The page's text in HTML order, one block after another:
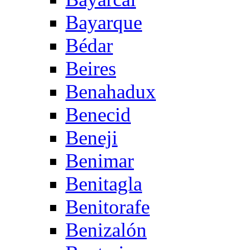
Bayarque
Bédar
Beires
Benahadux
Benecid
Beneji
Benimar
Benitagla
Benitorafe
Benizalón